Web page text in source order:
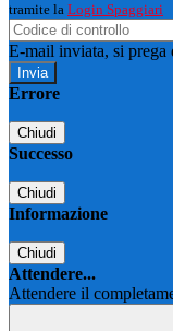
tramite la Login Spaggiari
E-mail inviata, si prega
Errore
Chiudi
Successo
Chiudi
Informazione
Chiudi
Attendere...
Attendere il